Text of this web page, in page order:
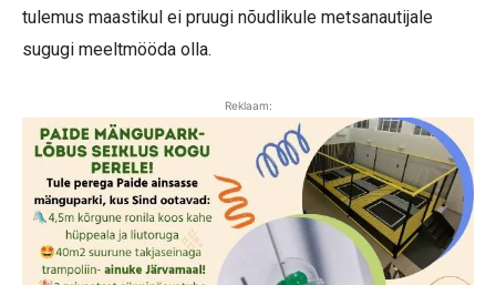
tulemus maastikul ei pruugi nõudlikule metsanautijale
sugugi meeltmööda olla.
Reklaam: